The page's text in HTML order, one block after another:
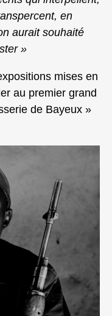
en
aurait souhaité
»
mises en
au premier grand
de Bayeux »